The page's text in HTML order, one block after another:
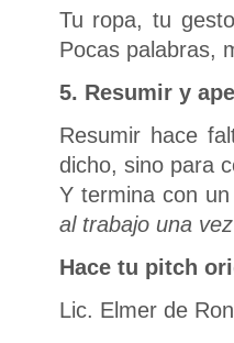
Tu ropa, tu
Pocas palabras,
5. Resumir y
Resumir hace
dicho, sino para
Y termina con
al trabajo una
Hace tu pitch
Lic. Elmer de